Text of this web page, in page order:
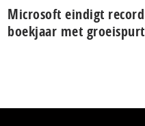
Microsoft eindigt record
boekjaar met groeispurt